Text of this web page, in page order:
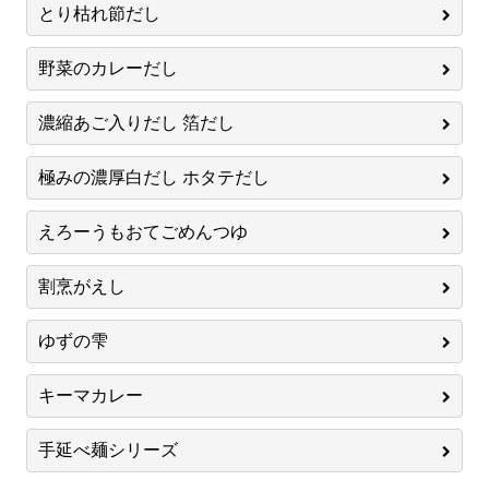
とり枯れ節だし
野菜のカレーだし
濃縮あご入りだし 箔だし
極みの濃厚白だし ホタテだし
えろーうもおてごめんつゆ
割烹がえし
ゆずの雫
キーマカレー
手延べ麺シリーズ